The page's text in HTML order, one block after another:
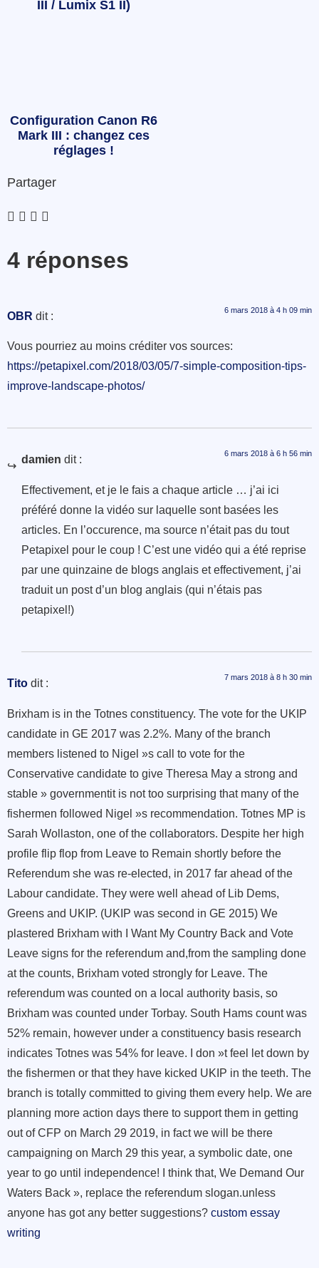
III / Lumix S1 II)
Configuration Canon R6
Mark III : changez ces
réglages !
Partager
4 réponses
OBR dit : 6 mars 2018 à 4 h 09 min
Vous pourriez au moins créditer vos sources:
https://petapixel.com/2018/03/05/7-simple-composition-tips-
improve-landscape-photos/
damien dit : 6 mars 2018 à 6 h 56 min
Effectivement, et je le fais a chaque article … j’ai ici
préféré donne la vidéo sur laquelle sont basées les
articles. En l’occurence, ma source n’était pas du tout
Petapixel pour le coup ! C’est une vidéo qui a été reprise
par une quinzaine de blogs anglais et effectivement, j’ai
traduit un post d’un blog anglais (qui n’étais pas
petapixel!)
Tito dit : 7 mars 2018 à 8 h 30 min
Brixham is in the Totnes constituency. The vote for the UKIP
candidate in GE 2017 was 2.2%. Many of the branch
members listened to Nigel »s call to vote for the
Conservative candidate to give Theresa May a strong and
stable » governmentit is not too surprising that many of the
fishermen followed Nigel »s recommendation. Totnes MP is
Sarah Wollaston, one of the collaborators. Despite her high
profile flip flop from Leave to Remain shortly before the
Referendum she was re-elected, in 2017 far ahead of the
Labour candidate. They were well ahead of Lib Dems,
Greens and UKIP. (UKIP was second in GE 2015) We
plastered Brixham with I Want My Country Back and Vote
Leave signs for the referendum and,from the sampling done
at the counts, Brixham voted strongly for Leave. The
referendum was counted on a local authority basis, so
Brixham was counted under Torbay. South Hams count was
52% remain, however under a constituency basis research
indicates Totnes was 54% for leave. I don »t feel let down by
the fishermen or that they have kicked UKIP in the teeth. The
branch is totally committed to giving them every help. We are
planning more action days there to support them in getting
out of CFP on March 29 2019, in fact we will be there
campaigning on March 29 this year, a symbolic date, one
year to go until independence! I think that, We Demand Our
Waters Back », replace the referendum slogan.unless
anyone has got any better suggestions? custom essay
writing